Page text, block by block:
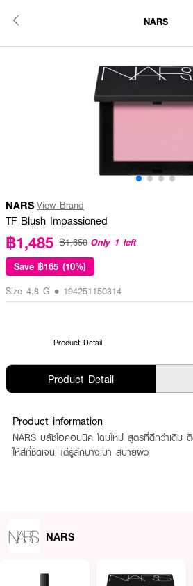
NARS
NARS View Brand
TF Blush Impassioned
฿1,485 ฿1,650 Only 1 left
Save ฿165 (10%)
Size 4.8 G • 194251150314
Product Detail
Product Detail
Product information
NARS บลัชไอคอนนิค โฉมใหม่ สูตรที่ดีกว่าเดิม
ให้สีที่ชัดเจน แต่รู้สึกบางเบา สบายผิว
NARS